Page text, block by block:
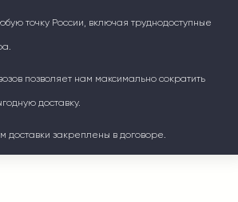
точку России, включая труднодоступные
позволяет нам максимально сократить
доставку.
доставки закреплены в договоре.